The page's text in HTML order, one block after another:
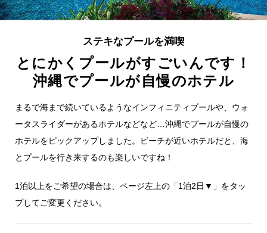
ステキなプールを満喫
とにかくプールがすごいんです！
沖縄でプールが自慢のホテル
まるで海まで続いているようなインフィニティプールや、ウォ
ータスライダーがあるホテルなどなど…沖縄でプールが自慢の
ホテルをピックアップしました。ビーチが近いホテルだと、海
とプールを行き来するのも楽しいですね！
1泊以上をご希望の場合は、ページ左上の「1泊2日▼」をタッ
プしてご変更ください。